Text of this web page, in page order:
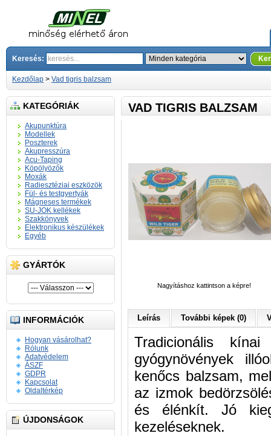
Keresés:
Kezdőlap > Vad tigris balzsam
KATEGÓRIÁK
Akupunktúra
Modellek
Poszterek
Akupresszúra
Acu-Taping
Köpölyözők
Moxák
Radiesztéziai eszközök
Fül- és testgyertyák
Mágneses termékek
SU-JOK kellékek
Szakkönyvek
Elektronikus készülékek
Egyéb
GYÁRTÓK
INFORMÁCIÓK
Hogyan vásárolhat?
Rólunk
Adatvédelem
ÁSZF
GDPR
Kapcsolat
Oldaltérkép
ÚJDONSÁGOK
VAD TIGRIS BALZSAM
Nagyításhoz kattintson a képre!
Leírás További képek (0)
Tradicionális
gyógynövények
kenőcs balzsam,
az izmok
és élénkít. Jó
kezeléseknek.